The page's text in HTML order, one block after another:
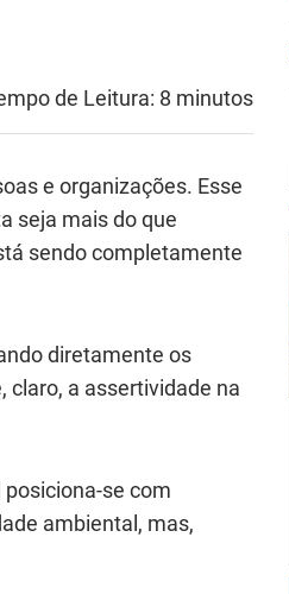
de Leitura: 8 minutos
e organizações. Esse
seja mais do que
sendo completamente
diretamente os
claro, a assertividade na
se com
ambiental, mas,